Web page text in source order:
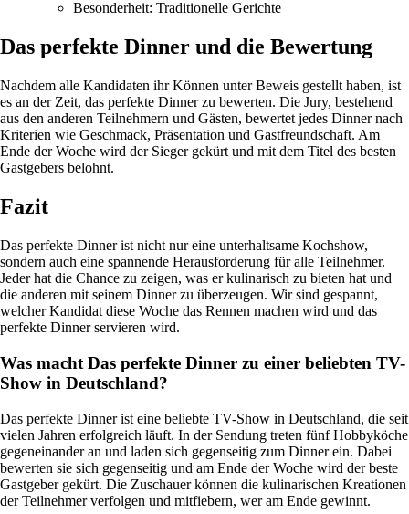
Besonderheit: Traditionelle Gerichte
Das perfekte Dinner und die Bewertung
Nachdem alle Kandidaten ihr Können unter Beweis gestellt haben, ist
es an der Zeit, das perfekte Dinner zu bewerten. Die Jury, bestehend
aus den anderen Teilnehmern und Gästen, bewertet jedes Dinner nach
Kriterien wie Geschmack, Präsentation und Gastfreundschaft. Am
Ende der Woche wird der Sieger gekürt und mit dem Titel des besten
Gastgebers belohnt.
Fazit
Das perfekte Dinner ist nicht nur eine unterhaltsame Kochshow,
sondern auch eine spannende Herausforderung für alle Teilnehmer.
Jeder hat die Chance zu zeigen, was er kulinarisch zu bieten hat und
die anderen mit seinem Dinner zu überzeugen. Wir sind gespannt,
welcher Kandidat diese Woche das Rennen machen wird und das
perfekte Dinner servieren wird.
Was macht Das perfekte Dinner zu einer beliebten TV-
Show in Deutschland?
Das perfekte Dinner ist eine beliebte TV-Show in Deutschland, die seit
vielen Jahren erfolgreich läuft. In der Sendung treten fünf Hobbyköche
gegeneinander an und laden sich gegenseitig zum Dinner ein. Dabei
bewerten sie sich gegenseitig und am Ende der Woche wird der beste
Gastgeber gekürt. Die Zuschauer können die kulinarischen Kreationen
der Teilnehmer verfolgen und mitfiebern, wer am Ende gewinnt.